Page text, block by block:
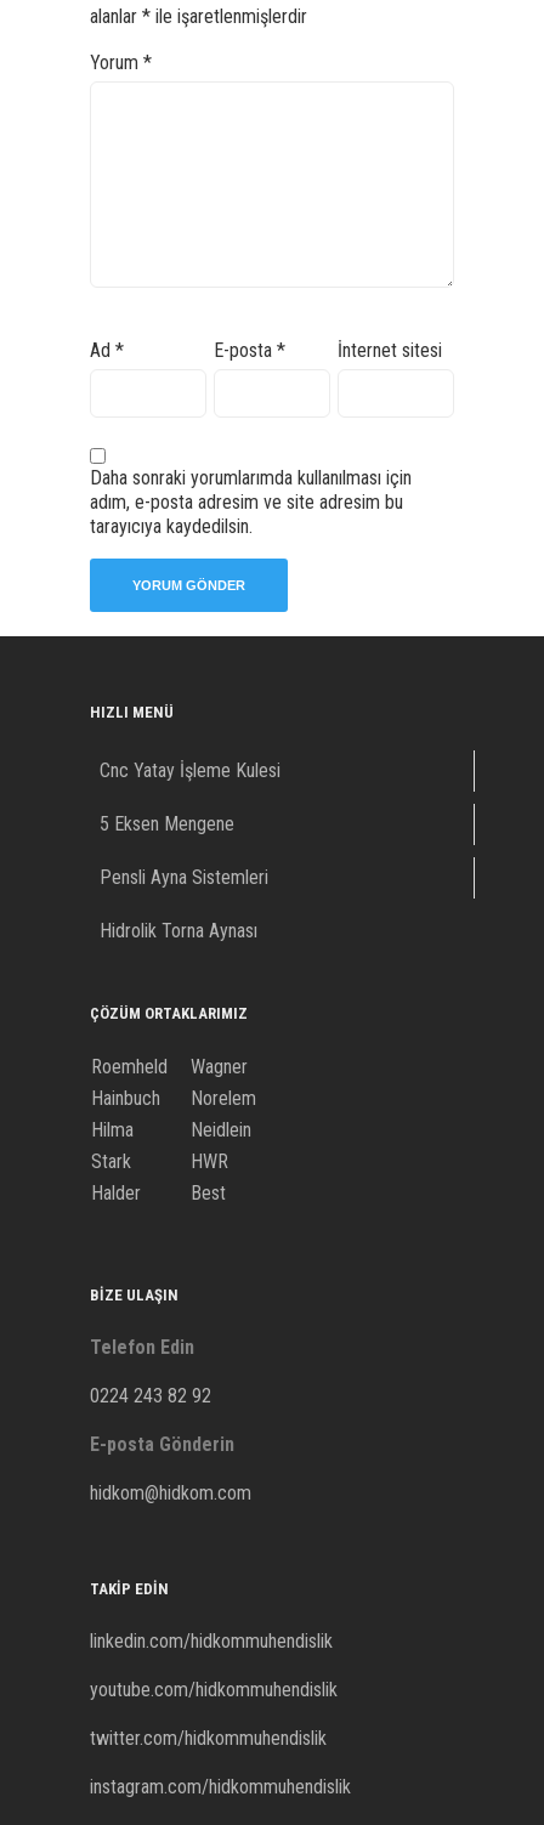
alanlar * ile işaretlenmişlerdir
Yorum *
Ad * E-posta * İnternet sitesi
Daha sonraki yorumlarımda kullanılması için
adım, e-posta adresim ve site adresim bu
tarayıcıya kaydedilsin.
HIZLI MENÜ
Cnc Yatay İşleme Kulesi
5 Eksen Mengene
Pensli Ayna Sistemleri
Hidrolik Torna Aynası
ÇÖZÜM ORTAKLARIMIZ
Roemheld
Wagner
Hainbuch
Norelem
Hilma
Neidlein
Stark
HWR
Halder
Best
BIZE ULAŞIN
Telefon Edin
0224 243 82 92
E-posta Gönderin
hidkom@hidkom.com
TAKIP EDIN
linkedin.com/hidkommuhendislik
youtube.com/hidkommuhendislik
twitter.com/hidkommuhendislik
instagram.com/hidkommuhendislik